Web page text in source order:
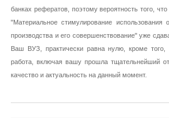
банках рефератов, поэтому вероятность того, что
"Материальное стимулирование использования
производства и его совершенствование" уже
Ваш ВУЗ, практически равна нулю, кроме того,
работа, включая вашу прошла тщательнейший
качество и актуальность на данный момент.